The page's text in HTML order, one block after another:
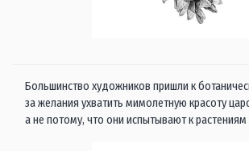
Большинство художников пришли к
за желания ухватить мимолетную красоту
а не потому, что они испытывают к растениям